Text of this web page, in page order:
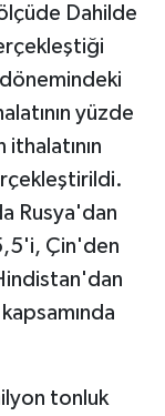
Dahilde
yüzde
Rusya'dan
Çin'den
tonluk